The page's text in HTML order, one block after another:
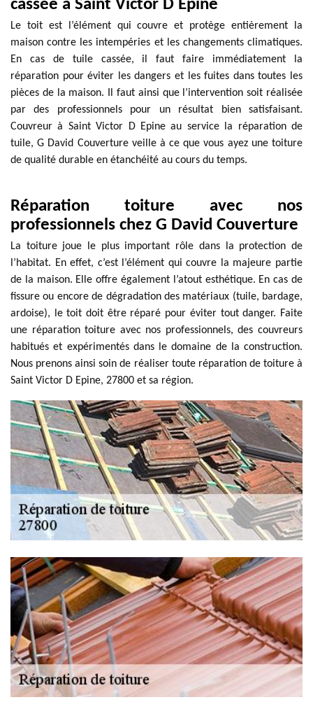
cassée à Saint Victor D Epine
Le toit est l’élément qui couvre et protège entièrement la
maison contre les intempéries et les changements climatiques.
En cas de tuile cassée, il faut faire immédiatement la
réparation pour éviter les dangers et les fuites dans toutes les
pièces de la maison. Il faut ainsi que l’intervention soit réalisée
par des professionnels pour un résultat bien satisfaisant.
Couvreur à Saint Victor D Epine au service la réparation de
tuile, G David Couverture veille à ce que vous ayez une toiture
de qualité durable en étanchéité au cours du temps.
Réparation toiture avec nos
professionnels chez G David Couverture
La toiture joue le plus important rôle dans la protection de
l’habitat. En effet, c’est l’élément qui couvre la majeure partie
de la maison. Elle offre également l’atout esthétique. En cas de
fissure ou encore de dégradation des matériaux (tuile, bardage,
ardoise), le toit doit être réparé pour éviter tout danger. Faite
une réparation toiture avec nos professionnels, des couvreurs
habitués et expérimentés dans le domaine de la construction.
Nous prenons ainsi soin de réaliser toute réparation de toiture à
Saint Victor D Epine, 27800 et sa région.